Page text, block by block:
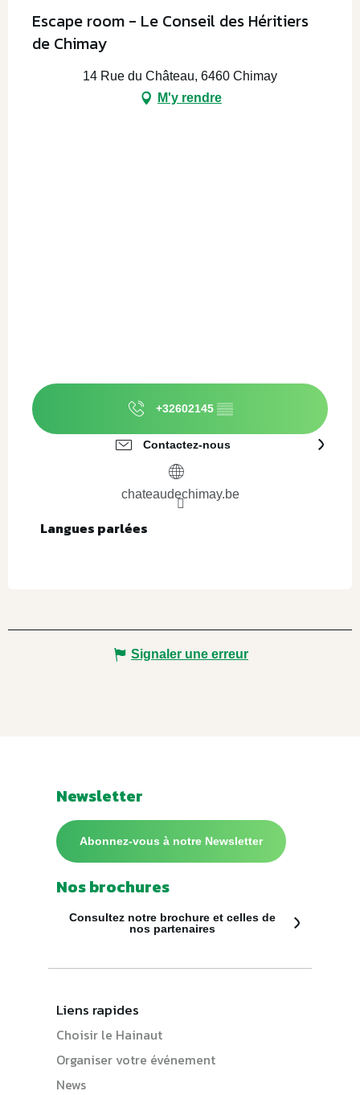
Escape room - Le Conseil des Héritiers
de Chimay
14 Rue du Château, 6460 Chimay
M'y rendre
+32602145 ▒▒
Contactez-nous
chateaudechimay.be
Langues parlées
Langues parlées
Signaler une erreur
Newsletter
Abonnez-vous à notre Newsletter
Nos brochures
Consultez notre brochure et celles de
nos partenaires
Liens rapides
Choisir le Hainaut
Organiser votre événement
News